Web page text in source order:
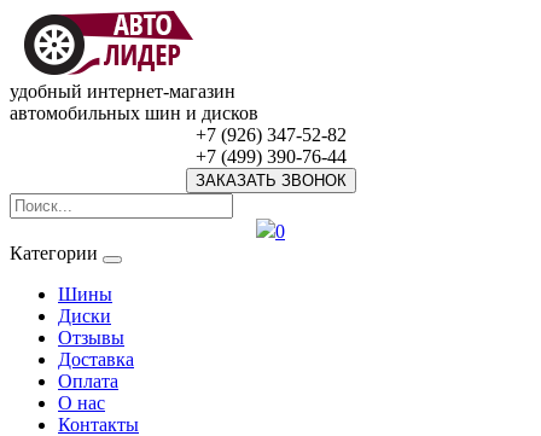
удобный интернет-магазин
автомобильных шин и дисков
+7 (926) 347-52-82
+7 (499) 390-76-44
ЗАКАЗАТЬ ЗВОНОК
0
Категории
Шины
Диски
Отзывы
Доставка
Оплата
О нас
Контакты